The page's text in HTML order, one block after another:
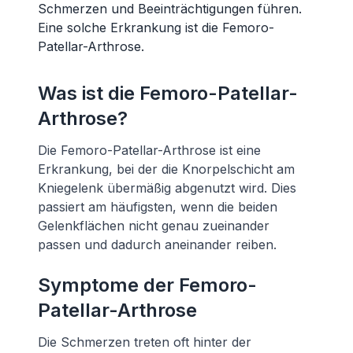
Schmerzen und Beeinträchtigungen führen.
Eine solche Erkrankung ist die Femoro-
Patellar-Arthrose.
Was ist die Femoro-Patellar-
Arthrose?
Die Femoro-Patellar-Arthrose ist eine
Erkrankung, bei der die Knorpelschicht am
Kniegelenk übermäßig abgenutzt wird. Dies
passiert am häufigsten, wenn die beiden
Gelenkflächen nicht genau zueinander
passen und dadurch aneinander reiben.
Symptome der Femoro-
Patellar-Arthrose
Die Schmerzen treten oft hinter der